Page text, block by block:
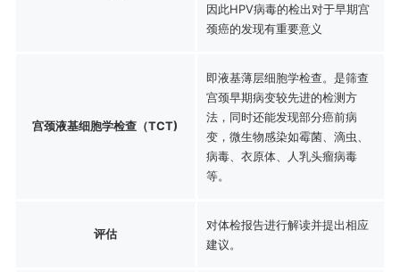
因此HPV病毒的检出对于早期宫
颈癌的发现有重要意义
宫颈液基细胞学检查（TCT)
即液基薄层细胞学检查。是筛查
宫颈早期病变较先进的检测方
法，同时还能发现部分癌前病
变，微生物感染如霉菌、滴虫、
病毒、衣原体、人乳头瘤病毒
等。
评估
对体检报告进行解读并提出相应
建议。